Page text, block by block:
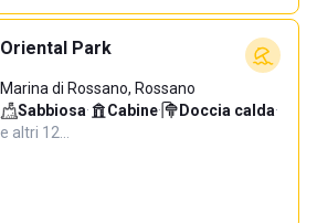
Oriental Park
Marina di Rossano, Rossano
Sabbiosa· Cabine· Doccia calda·
e altri 12…